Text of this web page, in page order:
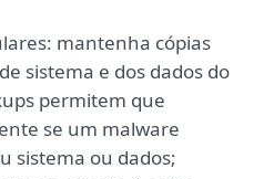
mantenha cópias
sistema e dos dados do
permitem que
se um malware
sistema ou dados;